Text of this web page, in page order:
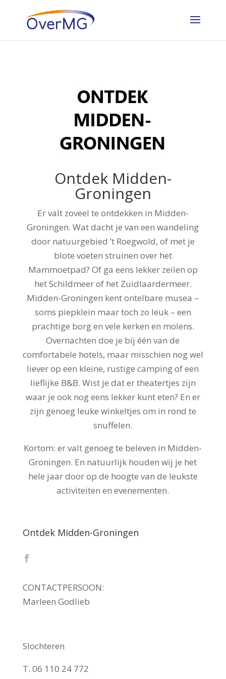
Ontdek Midden-
Groningen
Er valt zoveel te ontdekken in Midden-
Groningen. Wat dacht je van een wandeling
door natuurgebied ’t Roegwold, of met je
blote voeten struinen over het
Mammoetpad? Of ga eens lekker zeilen op
het Schildmeer of het Zuidlaardermeer.
Midden-Groningen kent ontelbare musea –
soms piepklein maar toch zo leuk – een
prachtige borg en vele kerken en molens.
Overnachten doe je bij één van de
comfortabele hotels, maar misschien nog wel
liever op een kleine, rustige camping of een
lieflijke B&B. Wist je dat er theatertjes zijn
waar je ook nog eens lekker kunt eten? En er
zijn genoeg leuke winkeltjes om in rond te
snuffelen.
Kortom: er valt genoeg te beleven in Midden-
Groningen. En natuurlijk houden wij je het
hele jaar door op de hoogte van de leukste
activiteiten en evenementen.
Ontdek Midden-Groningen
CONTACTPERSOON:
Marleen Godlieb
Slochteren
T. 06 110 24 772